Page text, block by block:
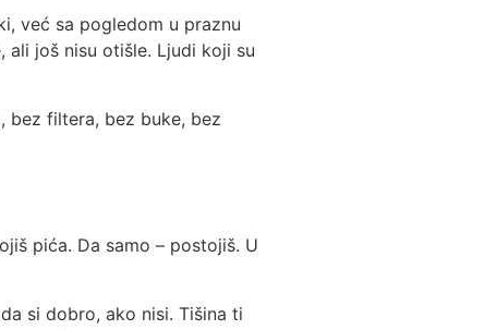
već sa pogledom u praznu
ali još nisu otišle. Ljudi koji su
bez filtera, bez buke, bez
pića. Da samo – postojiš. U
si dobro, ako nisi. Tišina ti